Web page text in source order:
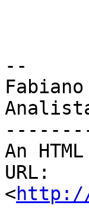
--
Fabiano
An
URL:
<http://